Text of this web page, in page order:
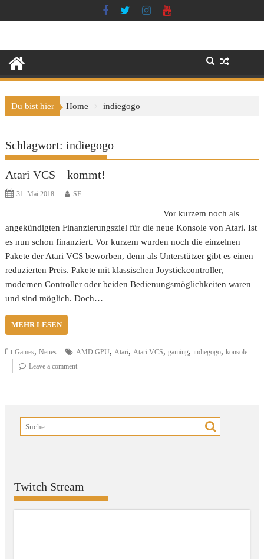
to
Du bist hier Home indiegogo
Schlagwort:indiegogo
Atari VCS – kommt!
31. Mai 2018 SF
Vor kurzem noch als
angekündigten Finanzierungsziel für die neue Konsole von Atari. Ist
es nun schon finanziert. Vor kurzem wurden noch die einzelnen
Pakete der Atari VCS beworben, denn als Unterstützer gibt es einen
reduzierten Preis. Pakete mit klassischen Joystickcontroller,
modernen Controller oder beiden Bedienungsmöglichkeiten waren
und sind möglich. Doch…
MEHR LESEN
Games,Neues AMD GPU, Atari, Atari VCS,gaming,indiegogo,konsole
Leave a comment
Twitch Stream